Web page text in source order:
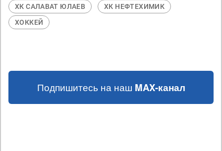
ХК САЛАВАТ ЮЛАЕВ
ХК НЕФТЕХИМИК
ХОККЕЙ
Подпишитесь на наш MAX-канал